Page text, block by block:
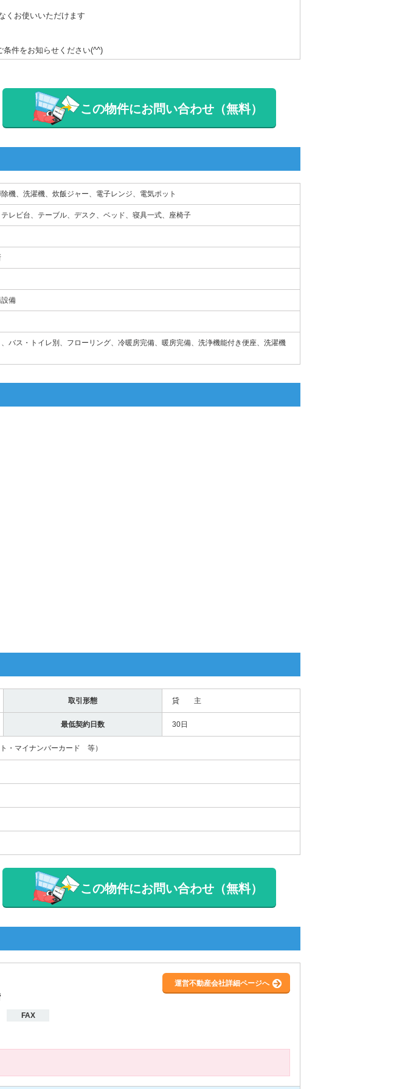
くお使いいただけます
件をお知らせください(^^)
この物件にお問い合わせ（無料）
機、洗濯機、炊飯ジャー、電子レンジ、電気ポット
レビ台、テーブル、デスク、ベッド、寝具一式、座椅子
備
バス・トイレ別、フローリング、冷暖房完備、暖房完備、洗浄機能付き便座、洗濯機
取引形態 貸 主
最低契約日数 30日
・マイナンバーカード 等）
この物件にお問い合わせ（無料）
FAX
運営不動産会社詳細ページへ